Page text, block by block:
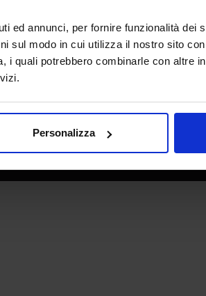
ed annunci, per fornire funzionalità dei
sul modo in cui utilizza il nostro sito
i quali potrebbero combinarle con altre
Personalizza
C.F. 02213830371